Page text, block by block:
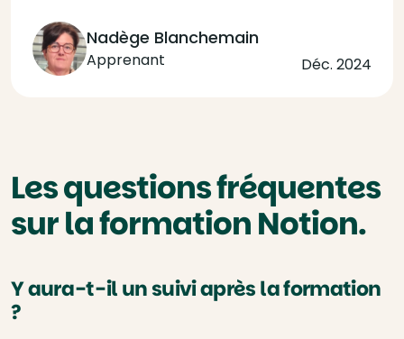
Nadège Blanchemain
Apprenant Déc. 2024
Les questions fréquentes
sur la formation Notion.
Y aura-t-il un suivi après la formation
?